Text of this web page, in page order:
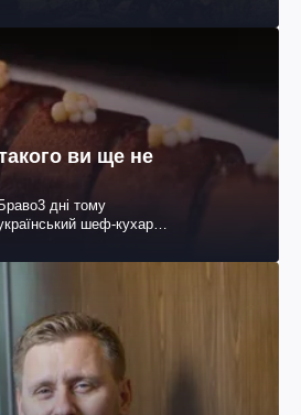
ви ще не
3 дні тому
шеф-кухар